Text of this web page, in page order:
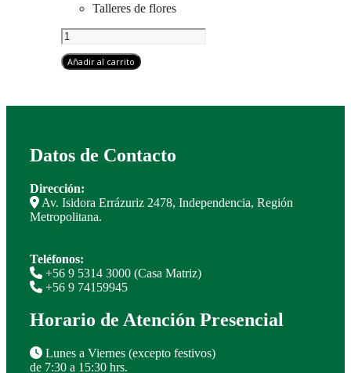
Talleres de flores
Promoción
2
Cajas
Floral
bloques
en
cantidad
Añadir al carrito
Datos de Contacto
Dirección:
Av. Isidora Errázuriz 2478, Independencia, Región
Metropolitana.
Teléfonos:
+56 9 5314 3000 (Casa Matriz)
+56 9 74159945
Horario de Atención Presencial
Lunes a Viernes (excepto festivos)
de 7:30 a 15:30 hrs.